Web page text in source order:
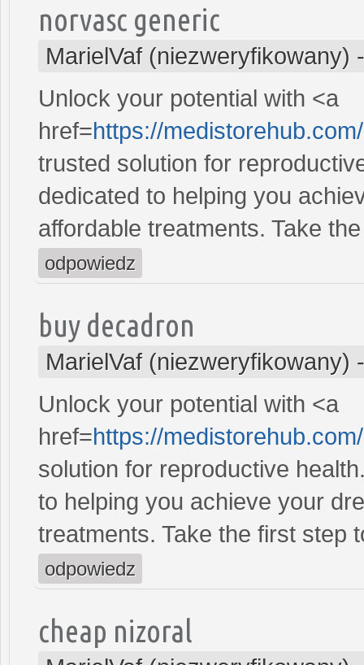
norvasc generic
MarielVaf (niezweryfikowany)
Unlock your potential with <a
href=https://
trusted solution for
dedicated to helping you
affordable treatments. Take
odpowiedz
buy decadron
MarielVaf (niezweryfikowany)
Unlock your potential with <a
href=https://
solution for reproductive
to helping you achieve your
treatments. Take the first step
odpowiedz
cheap nizoral